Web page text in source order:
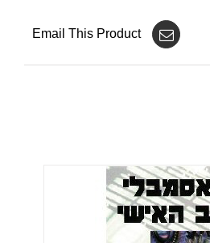
Email This Product